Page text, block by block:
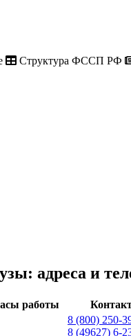
Структура ФССП РФ
адреса и
работы
8 (800) 250-
8 (49627) 6-